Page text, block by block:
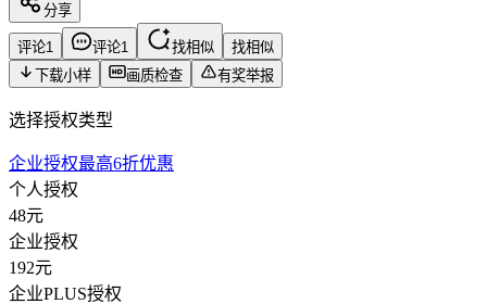
分享
评论1 评论1 找相似
找相似
下载小样
画质检查 有奖举报
选择授权类型
企业授权最高6折优惠
个人授权
48元
企业授权
192元
企业PLUS授权